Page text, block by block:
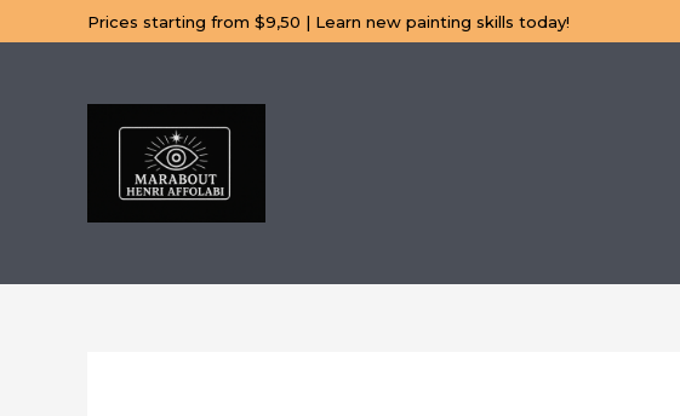
au
Prices starting from $9,50 | Learn new painting skills today!